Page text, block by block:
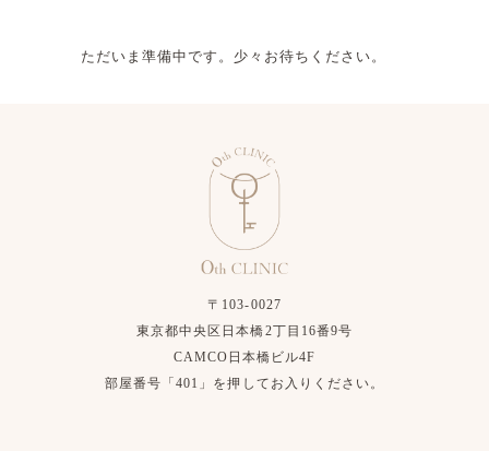
ただいま準備中です。少々お待ちください。
〒103-0027
東京都中央区日本橋2丁目16番9号
CAMCO日本橋ビル4F
部屋番号「401」を押してお入りください。